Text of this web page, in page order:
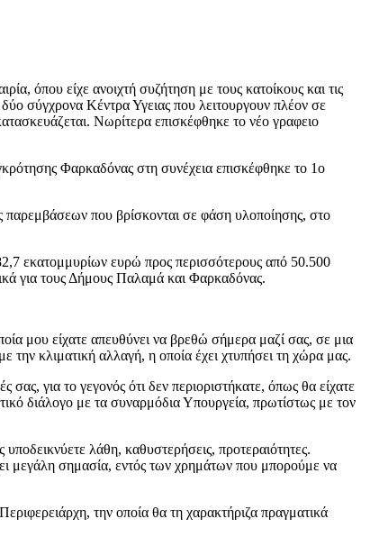
όπου είχε ανοιχτή συζήτηση με τους κατοίκους και τις
σύγχρονα Κέντρα Υγειας που λειτουργουν πλέον σε
Νωρίτερα επισκέφθηκε το νέο γραφειο
Φαρκαδόνας στη συνέχεια επισκέφθηκε το 1ο
παρεμβάσεων που βρίσκονται σε φάση υλοποίησης, στο
εκατομμυρίων ευρώ προς περισσότερους από 50.500
για τους Δήμους Παλαμά και Φαρκαδόνας.
μου είχατε απευθύνει να βρεθώ σήμερα μαζί σας, σε μια
την κλιματική αλλαγή, η οποία έχει χτυπήσει τη χώρα μας.
για το γεγονός ότι δεν περιοριστήκατε, όπως θα είχατε
διάλογο με τα συναρμόδια Υπουργεία, πρωτίστως με τον
λάθη, καθυστερήσεις, προτεραιότητες.
μεγάλη σημασία, εντός των χρημάτων που μπορούμε να
την οποία θα τη χαρακτήριζα πραγματικά